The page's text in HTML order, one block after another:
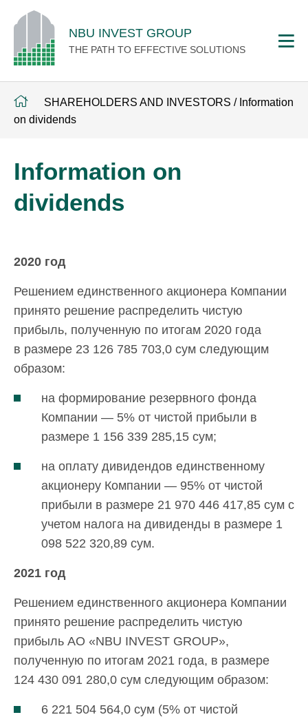
NBU INVEST GROUP
THE PATH TO EFFECTIVE SOLUTIONS
SHAREHOLDERS AND INVESTORS / Information
on dividends
Information on
dividends
2020 год
Решением единственного акционера Компании
принято решение распределить чистую
прибыль, полученную по итогам 2020 года
в размере 23 126 785 703,0 сум следующим
образом:
на формирование резервного фонда
Компании — 5% от чистой прибыли в
размере 1 156 339 285,15 сум;
на оплату дивидендов единственному
акционеру Компании — 95% от чистой
прибыли в размере 21 970 446 417,85 сум с
учетом налога на дивиденды в размере 1
098 522 320,89 сум.
2021 год
Решением единственного акционера Компании
принято решение распределить чистую
прибыль АО «NBU INVEST GROUP»,
полученную по итогам 2021 года, в размере
124 430 091 280,0 сум следующим образом:
6 221 504 564,0 сум (5% от чистой